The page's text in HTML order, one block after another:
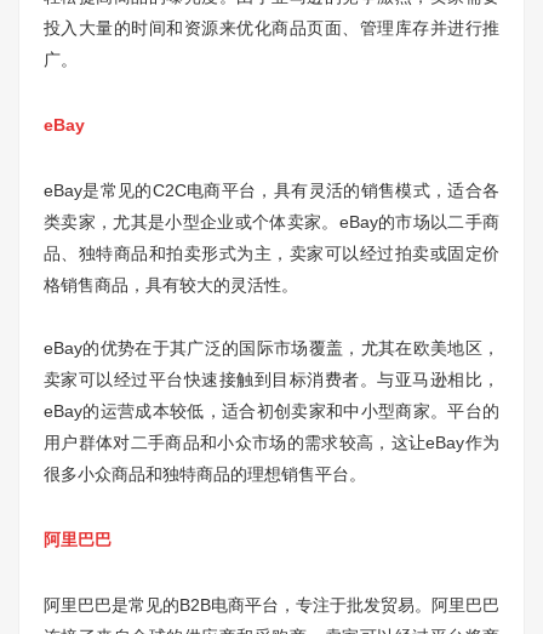
投入大量的时间和资源来优化商品页面、管理库存并进行推
广。
eBay
eBay是常见的C2C电商平台，具有灵活的销售模式，适合各
类卖家，尤其是小型企业或个体卖家。eBay的市场以二手商
品、独特商品和拍卖形式为主，卖家可以经过拍卖或固定价
格销售商品，具有较大的灵活性。
eBay的优势在于其广泛的国际市场覆盖，尤其在欧美地区，
卖家可以经过平台快速接触到目标消费者。与亚马逊相比，
eBay的运营成本较低，适合初创卖家和中小型商家。平台的
用户群体对二手商品和小众市场的需求较高，这让eBay作为
很多小众商品和独特商品的理想销售平台。
阿里巴巴
阿里巴巴是常见的B2B电商平台，专注于批发贸易。阿里巴巴